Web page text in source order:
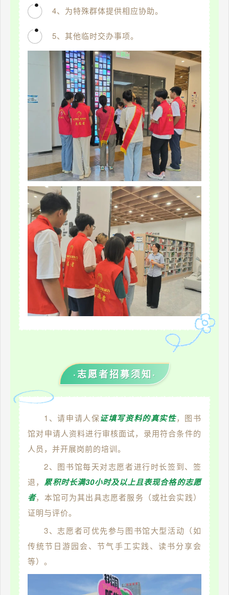
4、为特殊群体提供相应协助。
5、其他临时交办事项。
·志愿者招募须知·
1、请申请人保证填写资料的真实性，图书
馆对申请人资料进行审核面试，录用符合条件的
人员，并开展岗前的培训。
2、图书馆每天对志愿者进行时长签到、签
退，累积时长满30小时及以上且表现合格的志愿
者，本馆可为其出具志愿者服务（或社会实践）
证明与评价。
3、志愿者可优先参与图书馆大型活动（如
传统节日游园会、节气手工实践、读书分享会
等）。